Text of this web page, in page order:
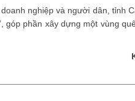
nghiệp và người dân, tỉnh
góp phần xây dựng một vùng